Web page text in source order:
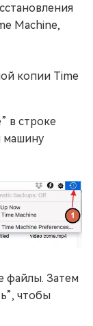
Machine,
копии Time
в строке
машину
файлы. Затем
чтобы